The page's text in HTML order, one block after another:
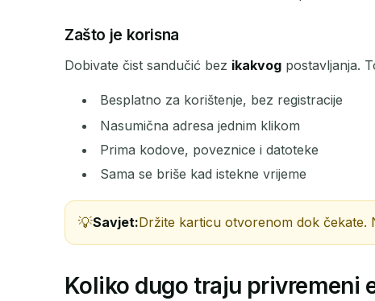
Zašto je korisna
Dobivate čist sandučić bez ikakvog postavljanja.
Besplatno za korištenje, bez registracije
Nasumična adresa jednim klikom
Prima kodove, poveznice i datoteke
Sama se briše kad istekne vrijeme
Savjet:Držite karticu otvorenom dok čekate.
Koliko dugo traju privremeni